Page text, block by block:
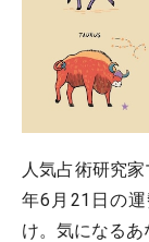
人気占術研究
年6月21日の
け。気になるあ